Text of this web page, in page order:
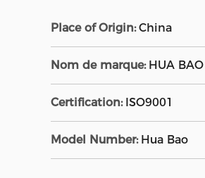
Place of Origin: China
Nom de marque: HUA BAO
Certification: ISO9001
Model Number: Hua Bao